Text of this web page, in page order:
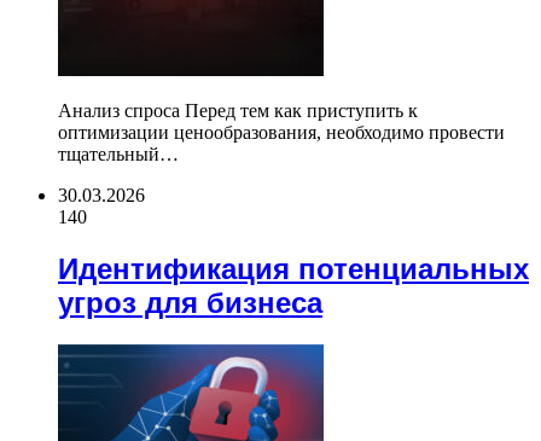
Анализ спроса Перед тем как приступить к
оптимизации ценообразования, необходимо провести
тщательный…
30.03.2026
140
Идентификация потенциальных
угроз для бизнеса